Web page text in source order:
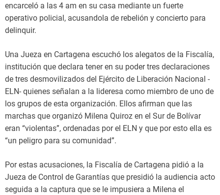
encarceló a las 4 am en su casa mediante un fuerte
operativo policial, acusandola de rebelión y concierto para
delinquir.
Una Jueza en Cartagena escuchó los alegatos de la Fiscalía,
institución que declara tener en su poder tres declaraciones
de tres desmovilizados del Ejército de Liberación Nacional -
ELN- quienes señalan a la lideresa como miembro de uno de
los grupos de esta organización. Ellos afirman que las
marchas que organizó Milena Quiroz en el Sur de Bolívar
eran “violentas”, ordenadas por el ELN y que por esto ella es
“un peligro para su comunidad”.
Por estas acusaciones, la Fiscalía de Cartagena pidió a la
Jueza de Control de Garantías que presidió la audiencia acto
seguida a la captura que se le impusiera a Milena el